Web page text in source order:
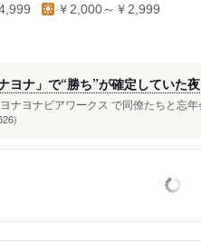
￥2,000～￥2,999
ヨナ」で“勝ち”が確定していた夜
ナヨナビアワークス で同僚たちと忘